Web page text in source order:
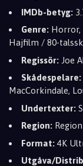
IMDb-betyg:
Genre: Horror,
Hajfilm / 80-
Regissör: Joe
Skådespelare:
MacCorkindale,
Undertexter:
Region:
Format:4K
Utgåva/